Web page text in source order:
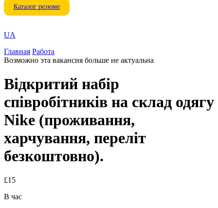
Каталог резюме
UA
Главная Работа
Возможно эта вакансия больше не актуальна
️Відкритий набір
співробітників на склад одягу
Nike (проживання,
харчування, переліт
безкоштовно).
£15
В час